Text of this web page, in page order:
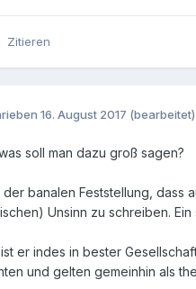
Zitieren
16. August 2017 (bearbeitet)
soll man dazu groß sagen?
der banalen Feststellung, dass
Unsinn zu schreiben.
ist er indes in bester
und gelten gemeinhin als